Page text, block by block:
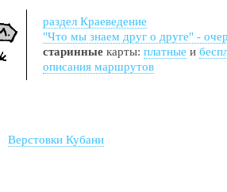
раздел Краеведение
"Что мы знаем друг о друге" -
старинные карты:платные и
описания маршрутов
Верстовки Кубани